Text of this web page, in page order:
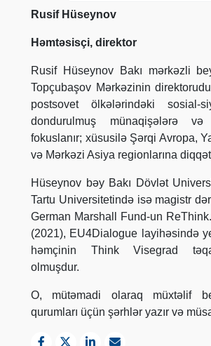
Rusif Hüseynov
Həmtəsisçi, direktor
Rusif Hüseynov Bakı mərkəzli
Topçubaşov Mərkəzinin
postsovet ölkələrindəki sosial-
dondurulmuş münaqişələrə
fokuslanır; xüsusilə Şərqi Avropa,
və Mərkəzi Asiya regionlarına
Hüseynov bəy Bakı Dövlət
Tartu Universitetində isə magistr
German Marshall Fund-un
(2021), EU4Dialogue layihəsində
həmçinin Think Visegrad
olmuşdur.
O, mütəmadi olaraq müxtəlif
qurumları üçün şərhlər yazır və